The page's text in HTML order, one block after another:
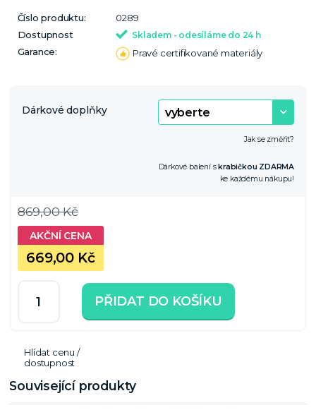
Číslo produktu:
0289
Dostupnost
Skladem - odesíláme do 24 h
Garance: Pravé certifikované materiály
Dárkové doplňky
Jak se změřit?
Dárkové balení s krabičkou ZDARMA
ke každému nákupu!
669,00 Kč
869,00 Kč
PŘIDAT DO KOŠÍKU
Hlídat cenu /
dostupnost
Související produkty